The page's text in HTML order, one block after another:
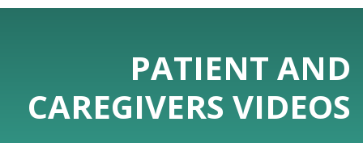
PATIENT AND
CAREGIVERS VIDEOS